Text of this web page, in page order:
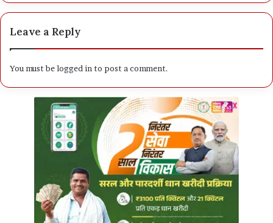
Leave a Reply
You must belogged in to post a comment.